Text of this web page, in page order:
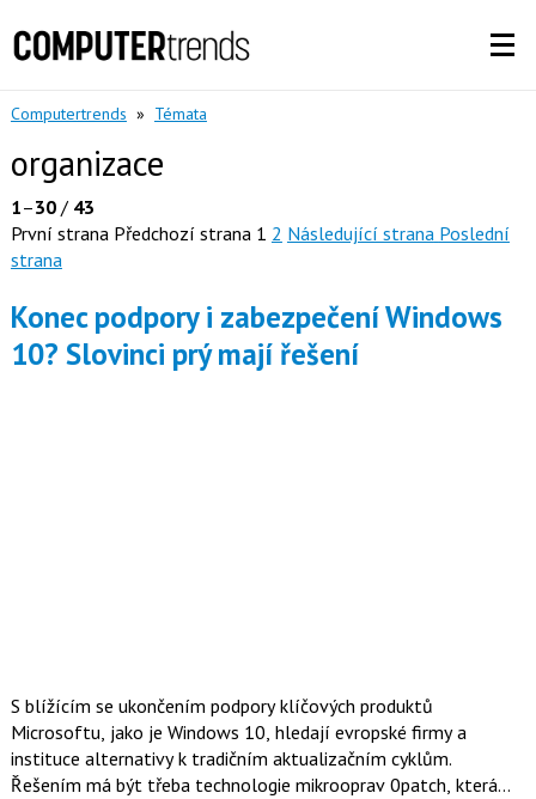
Computertrends » Témata
organizace
1–30/ 43
První strana Předchozí strana 1 2 Následující strana Poslední
strana
Konec podpory i zabezpečení Windows
10? Slovinci prý mají řešení
S blížícím se ukončením podpory klíčových produktů
Microsoftu, jako je Windows 10, hledají evropské firmy a
instituce alternativy k tradičním aktualizačním cyklům.
Řešením má být třeba technologie mikrooprav 0patch, která